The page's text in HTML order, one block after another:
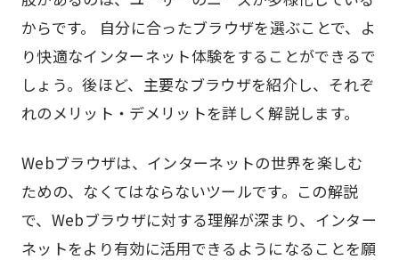
からです。 自分に合ったブラウザを選ぶことで、よ
り快適なインターネット体験をすることができるで
しょう。後ほど、主要なブラウザを紹介し、それぞ
れのメリット・デメリットを詳しく解説します。
Webブラウザは、インターネットの世界を楽しむ
ための、なくてはならないツールです。この解説
で、Webブラウザに対する理解が深まり、インター
ネットをより有効に活用できるようになることを願